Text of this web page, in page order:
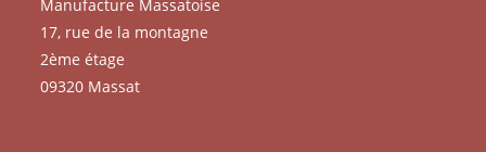
Manufacture Massatoise
17, rue de la montagne
2ème étage
09320 Massat